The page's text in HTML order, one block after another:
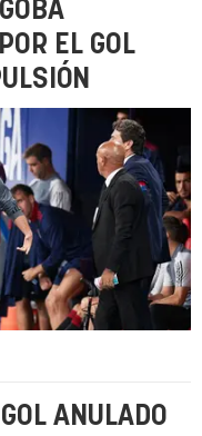
EL GOL
ANULADO